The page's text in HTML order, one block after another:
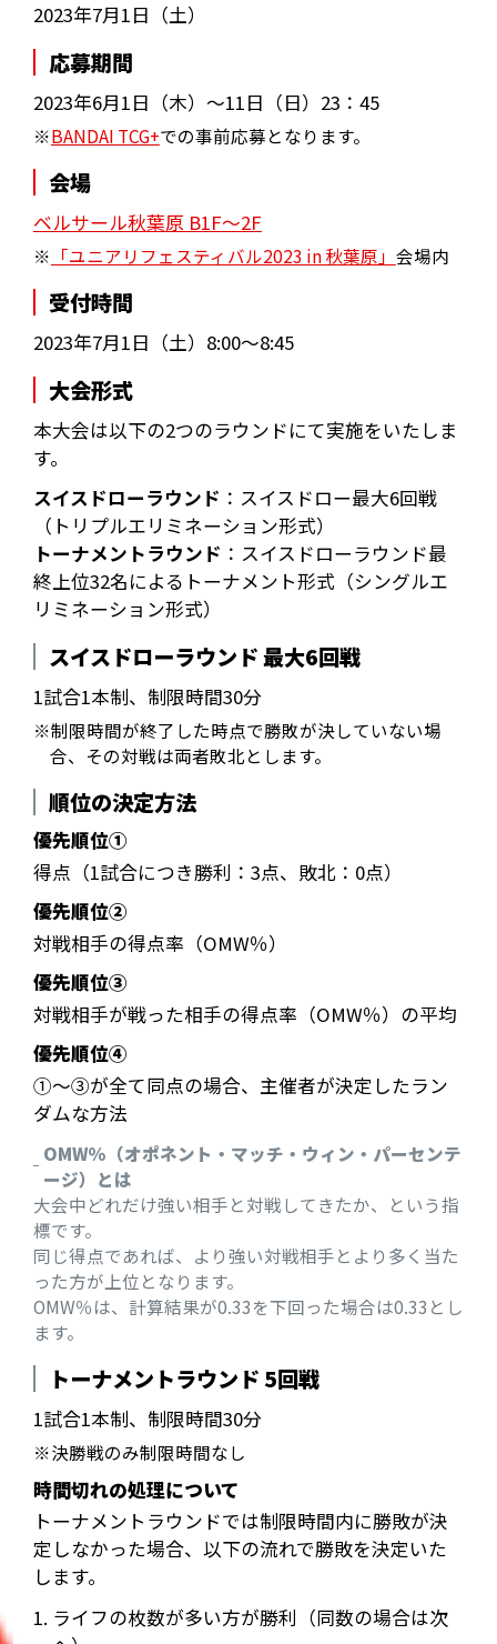
2023年7月1日（土）
応募期間
2023年6月1日（木）～11日（日）23：45
※BANDAI TCG+での事前応募となります。
会場
ベルサール秋葉原 B1F～2F
※ 「ユニアリフェスティバル2023 in 秋葉原」 会場内
受付時間
2023年7月1日（土）8:00～8:45
大会形式
本大会は以下の2つのラウンドにて実施をいたしま
す。
スイスドローラウンド ：スイスドロー最大6回戦
（トリプルエリミネーション形式）
トーナメントラウンド ：スイスドローラウンド最
終上位32名によるトーナメント形式（シングルエ
リミネーション形式）
スイスドローラウンド 最大6回戦
1試合1本制、制限時間30分
※制限時間が終了した時点で勝敗が決していない場
合、その対戦は両者敗北とします。
順位の決定方法
優先順位①
得点（1試合につき勝利：3点、敗北：0点）
優先順位②
対戦相手の得点率（OMW％）
優先順位③
対戦相手が戦った相手の得点率（OMW％）の平均
優先順位④
①～③が全て同点の場合、主催者が決定したラン
ダムな方法
OMW％（オポネント・マッチ・ウィン・パーセンテ
ージ）とは
大会中どれだけ強い相手と対戦してきたか、という指
標です。
同じ得点であれば、より強い対戦相手とより多く当た
った方が上位となります。
OMW％は、計算結果が0.33を下回った場合は0.33とし
ます。
トーナメントラウンド 5回戦
1試合1本制、制限時間30分
※決勝戦のみ制限時間なし
時間切れの処理について
トーナメントラウンドでは制限時間内に勝敗が決
定しなかった場合、以下の流れで勝敗を決定いた
します。
1. ライフの枚数が多い方が勝利（同数の場合は次